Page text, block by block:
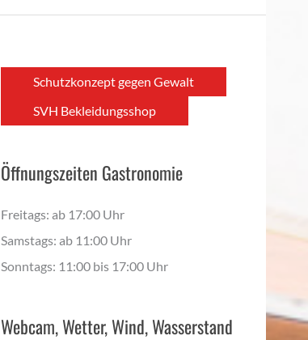
Schutzkonzept gegen Gewalt
SVH Bekleidungsshop
Öffnungszeiten Gastronomie
Freitags: ab 17:00 Uhr
Samstags: ab 11:00 Uhr
Sonntags: 11:00 bis 17:00 Uhr
Webcam, Wetter, Wind, Wasserstand